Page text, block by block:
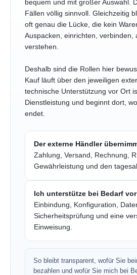
bequem und mit großer Auswahl.
Fällen völlig sinnvoll. Gleichzeitig
oft genau die Lücke, die kein
Auspacken, einrichten, verbinden,
verstehen.
Deshalb sind die Rollen hier
Kauf läuft über den jeweiligen
technische Unterstützung vor Ort
Dienstleistung und beginnt dort,
endet.
Der externe Händler
Zahlung, Versand, Rechnung,
Gewährleistung und den
Ich unterstütze bei Bedarf
Einbindung, Konfiguration,
Sicherheitsprüfung und eine
Einweisung.
So bleibt transparent, wofür Sie
bezahlen und wofür Sie mich bei